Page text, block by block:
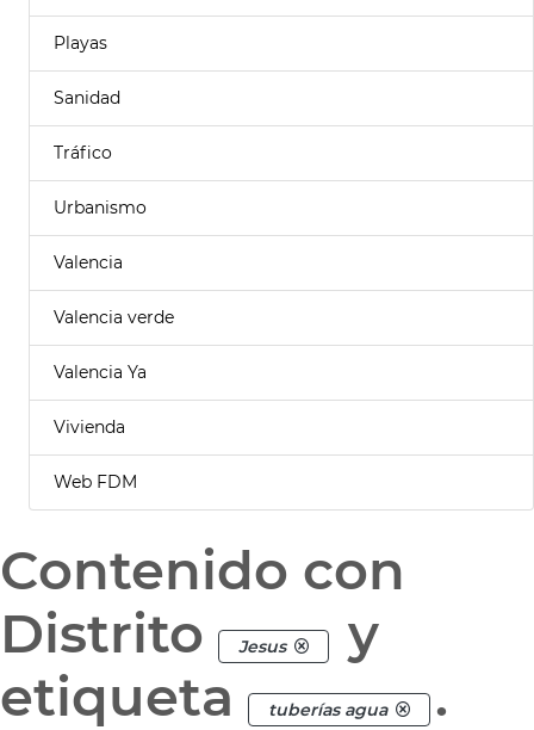
Playas
Sanidad
Tráfico
Urbanismo
Valencia
Valencia verde
Valencia Ya
Vivienda
Web FDM
Contenido con
Distrito
Jesus
y
etiqueta
tuberías agua .